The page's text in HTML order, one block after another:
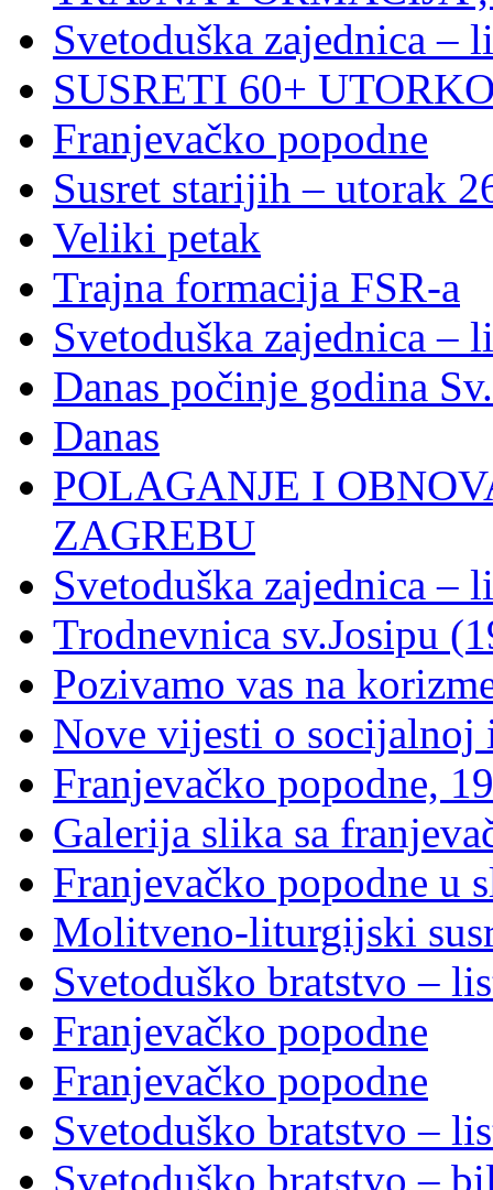
Svetoduška zajednica –
SUSRETI 60+
Franjevačko popodne
Susret starijih – utorak
Veliki petak
Trajna formacija FSR-a
Svetoduška zajednica –
Danas počinje godina
Danas
POLAGANJE I
ZAGREBU
Svetoduška zajednica –
Trodnevnica sv.Josipu
Pozivamo vas na
Nove vijesti o
Franjevačko popodne,
Galerija slika sa
Franjevačko popodne u
Molitveno-liturgijski
Svetoduško bratstvo –
Franjevačko popodne
Franjevačko popodne
Svetoduško bratstvo –
Svetoduško bratstvo –